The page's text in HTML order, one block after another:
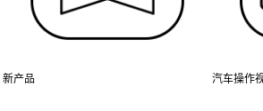
新产品 汽车操作